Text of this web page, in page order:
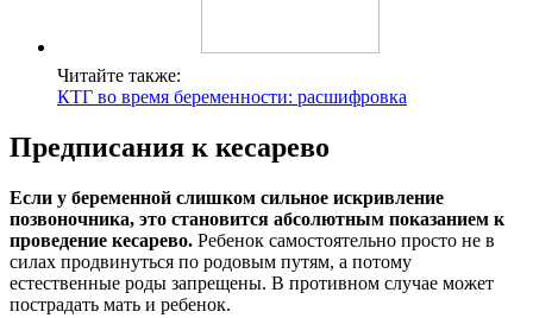
Читайте также:
КТГ во время беременности: расшифровка
Предписания к кесарево
Если у беременной слишком сильное искривление
позвоночника, это становится абсолютным показанием к
проведение кесарево. Ребенок самостоятельно просто не в
силах продвинуться по родовым путям, а потому
естественные роды запрещены. В противном случае может
пострадать мать и ребенок.